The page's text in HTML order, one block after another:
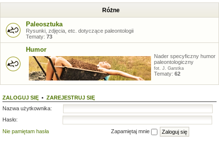
Różne
Paleosztuka
Rysunki, zdjęcia, etc. dotyczące paleontologii
Tematy: 73
Humor
Nader specyficzny humor
paleontologiczny
fot. J. Garstka
Tematy: 62
ZALOGUJ SIĘ • ZAREJESTRUJ SIĘ
Nazwa użytkownika:
Hasło:
Nie pamiętam hasła
Zapamiętaj mnie